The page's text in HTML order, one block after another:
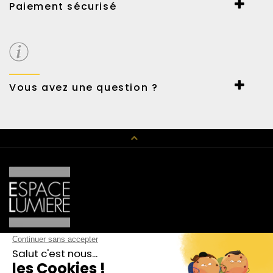
Paiement sécurisé
Possibilité de payer en 3 fois sans frais.
Vous avez une question ?